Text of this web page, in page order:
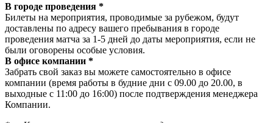
В городе проведения *
Билеты на мероприятия, проводимые за рубежом, будут
доставлены по адресу вашего пребывания в городе
проведения матча за 1-5 дней до даты мероприятия, если не
были оговорены особые условия.
В офисе компании *
Забрать свой заказ вы можете самостоятельно в офисе
компании (время работы в будние дни с 09.00 до 20.00, в
выходные с 11:00 до 16:00) после подтверждения менеджера
Компании.